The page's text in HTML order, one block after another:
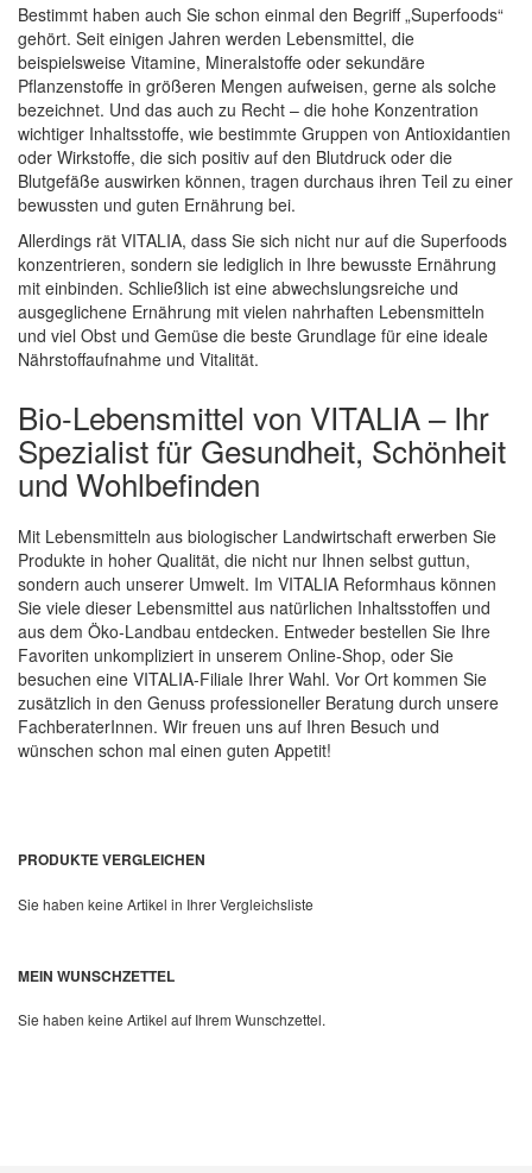
Bestimmt haben auch Sie schon einmal den Begriff „Superfoods“
gehört. Seit einigen Jahren werden Lebensmittel, die
beispielsweise Vitamine, Mineralstoffe oder sekundäre
Pflanzenstoffe in größeren Mengen aufweisen, gerne als solche
bezeichnet. Und das auch zu Recht – die hohe Konzentration
wichtiger Inhaltsstoffe, wie bestimmte Gruppen von Antioxidantien
oder Wirkstoffe, die sich positiv auf den Blutdruck oder die
Blutgefäße auswirken können, tragen durchaus ihren Teil zu einer
bewussten und guten Ernährung bei.
Allerdings rät VITALIA, dass Sie sich nicht nur auf die Superfoods
konzentrieren, sondern sie lediglich in Ihre bewusste Ernährung
mit einbinden. Schließlich ist eine abwechslungsreiche und
ausgeglichene Ernährung mit vielen nahrhaften Lebensmitteln
und viel Obst und Gemüse die beste Grundlage für eine ideale
Nährstoffaufnahme und Vitalität.
Bio-Lebensmittel von VITALIA – Ihr
Spezialist für Gesundheit, Schönheit
und Wohlbefinden
Mit Lebensmitteln aus biologischer Landwirtschaft erwerben Sie
Produkte in hoher Qualität, die nicht nur Ihnen selbst guttun,
sondern auch unserer Umwelt. Im VITALIA Reformhaus können
Sie viele dieser Lebensmittel aus natürlichen Inhaltsstoffen und
aus dem Öko-Landbau entdecken. Entweder bestellen Sie Ihre
Favoriten unkompliziert in unserem Online-Shop, oder Sie
besuchen eine VITALIA-Filiale Ihrer Wahl. Vor Ort kommen Sie
zusätzlich in den Genuss professioneller Beratung durch unsere
FachberaterInnen. Wir freuen uns auf Ihren Besuch und
wünschen schon mal einen guten Appetit!
PRODUKTE VERGLEICHEN
Sie haben keine Artikel in Ihrer Vergleichsliste
MEIN WUNSCHZETTEL
Sie haben keine Artikel auf Ihrem Wunschzettel.